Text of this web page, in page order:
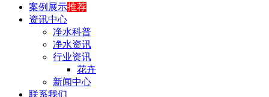
案例展示推荐
资讯中心
净水科普
净水资讯
行业资讯
花卉
新闻中心
联系我们